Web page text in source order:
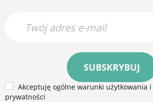
SUBSKRYBUJ
Akceptuję ogólne warunki użytkowania
prywatności